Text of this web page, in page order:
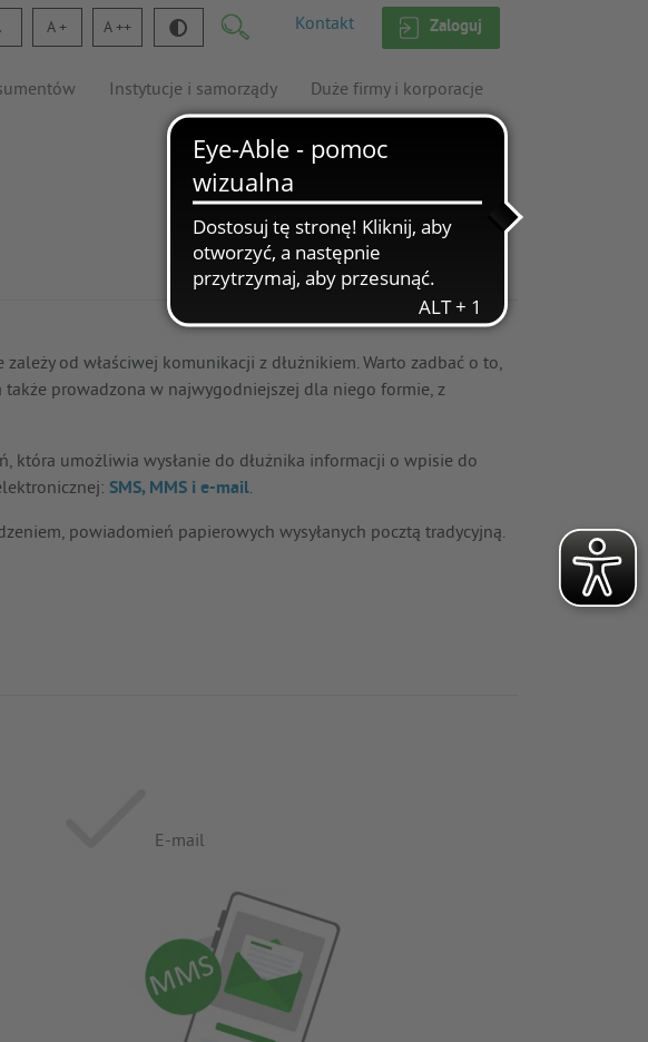
Kontakt Zaloguj
A A
Instytucje i samorządy Duże firmy i korporacje
od właściwej komunikacji z dłużnikiem. Warto zadbać o to,
także prowadzona w najwygodniejszej dla niego formie, z
która umożliwia wysłanie do dłużnika informacji o wpisie do
SMS, MMS i e-mail.
powiadomień papierowych wysyłanych pocztą tradycyjną.
E-mail